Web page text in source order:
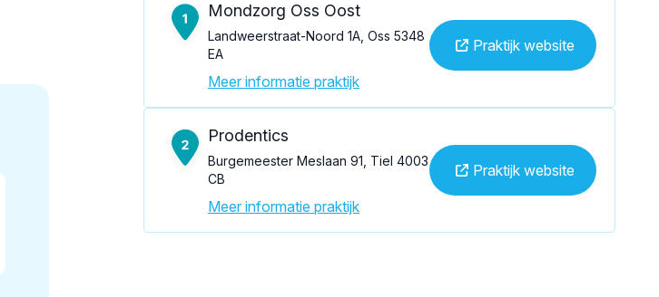
Mondzorg Oss Oost
Landweerstraat-Noord 1A, Oss 5348
EA
Meer informatie praktijk
Praktijk website
Prodentics
Burgemeester Meslaan 91, Tiel 4003
CB
Meer informatie praktijk
Praktijk website